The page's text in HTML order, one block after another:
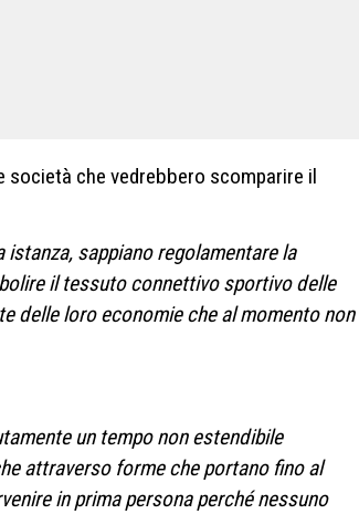
società che vedrebbero scomparire il
sappiano regolamentare la
il tessuto connettivo sportivo delle
delle loro economie che al momento non
un tempo non estendibile
attraverso forme che portano fino al
in prima persona perché nessuno